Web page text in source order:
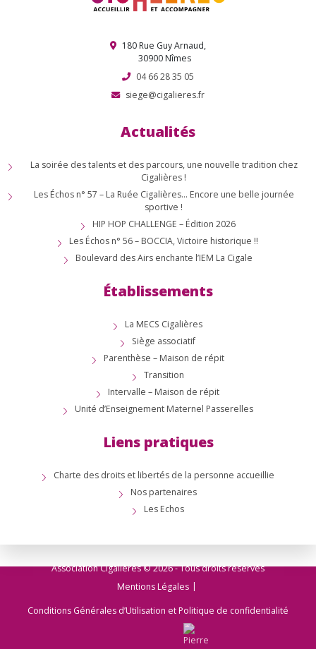
180 Rue Guy Arnaud,
30900 Nîmes
04 66 28 35 05
siege@cigalieres.fr
Actualités
La soirée des talents et des parcours, une nouvelle tradition chez
Cigalières !
Les Échos n° 57 – La Ruée Cigalières… Encore une belle journée
sportive !
HIP HOP CHALLENGE – Édition 2026
Les Échos n° 56 – BOCCIA, Victoire historique !!
Boulevard des Airs enchante l’IEM La Cigale
Établissements
La MECS Cigalières
Siège associatif
Parenthèse – Maison de répit
Transition
Intervalle – Maison de répit
Unité d’Enseignement Maternel Passerelles
Liens pratiques
Charte des droits et libertés de la personne accueillie
Nos partenaires
Les Echos
Association Cigalières © 2026 - Tous droits réservés
Mentions Légales
Conditions Générales d’Utilisation et Politique de confidentialité